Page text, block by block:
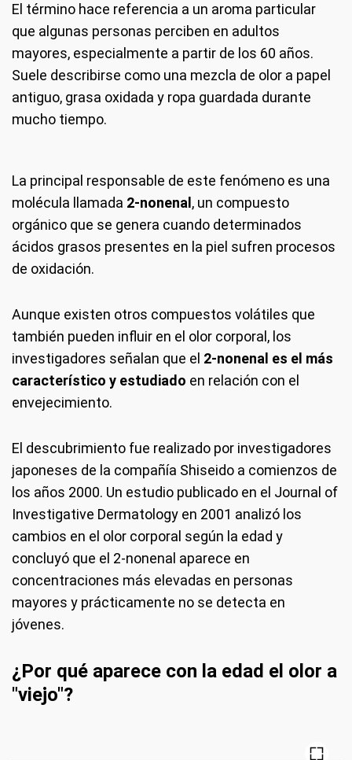
El término hace referencia a un aroma particular
que algunas personas perciben en adultos
mayores, especialmente a partir de los 60 años.
Suele describirse como una mezcla de olor a papel
antiguo, grasa oxidada y ropa guardada durante
mucho tiempo.
La principal responsable de este fenómeno es una
molécula llamada 2-nonenal , un compuesto
orgánico que se genera cuando determinados
ácidos grasos presentes en la piel sufren procesos
de oxidación.
Aunque existen otros compuestos volátiles que
también pueden influir en el olor corporal, los
investigadores señalan que el 2-nonenal es el más
característico y estudiado en relación con el
envejecimiento.
El descubrimiento fue realizado por investigadores
japoneses de la compañía Shiseido a comienzos de
los años 2000. Un estudio publicado en el Journal of
Investigative Dermatology en 2001 analizó los
cambios en el olor corporal según la edad y
concluyó que el 2-nonenal aparece en
concentraciones más elevadas en personas
mayores y prácticamente no se detecta en
jóvenes.
¿Por qué aparece con la edad el olor a
"viejo"?